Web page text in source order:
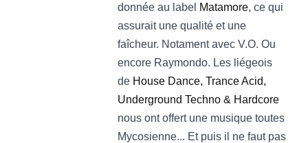
donnée au label Matamore, ce qui
assurait une qualité et une
faîcheur. Notament avec V.O. Ou
encore Raymondo. Les liégeois
de House Dance, Trance Acid,
Underground Techno & Hardcore
nous ont offert une musique toutes
Mycosienne... Et puis il ne faut pas